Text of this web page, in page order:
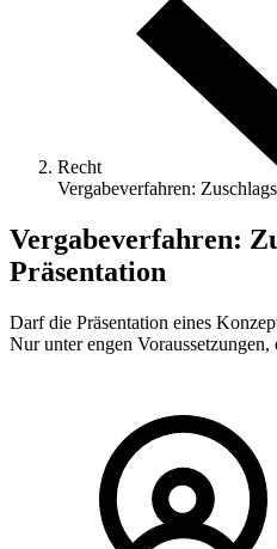
Recht
Vergabeverfahren:
Vergabeverfahren:
Präsentation
Darf die Präsentation eines
Nur unter engen Voraussetzungen,